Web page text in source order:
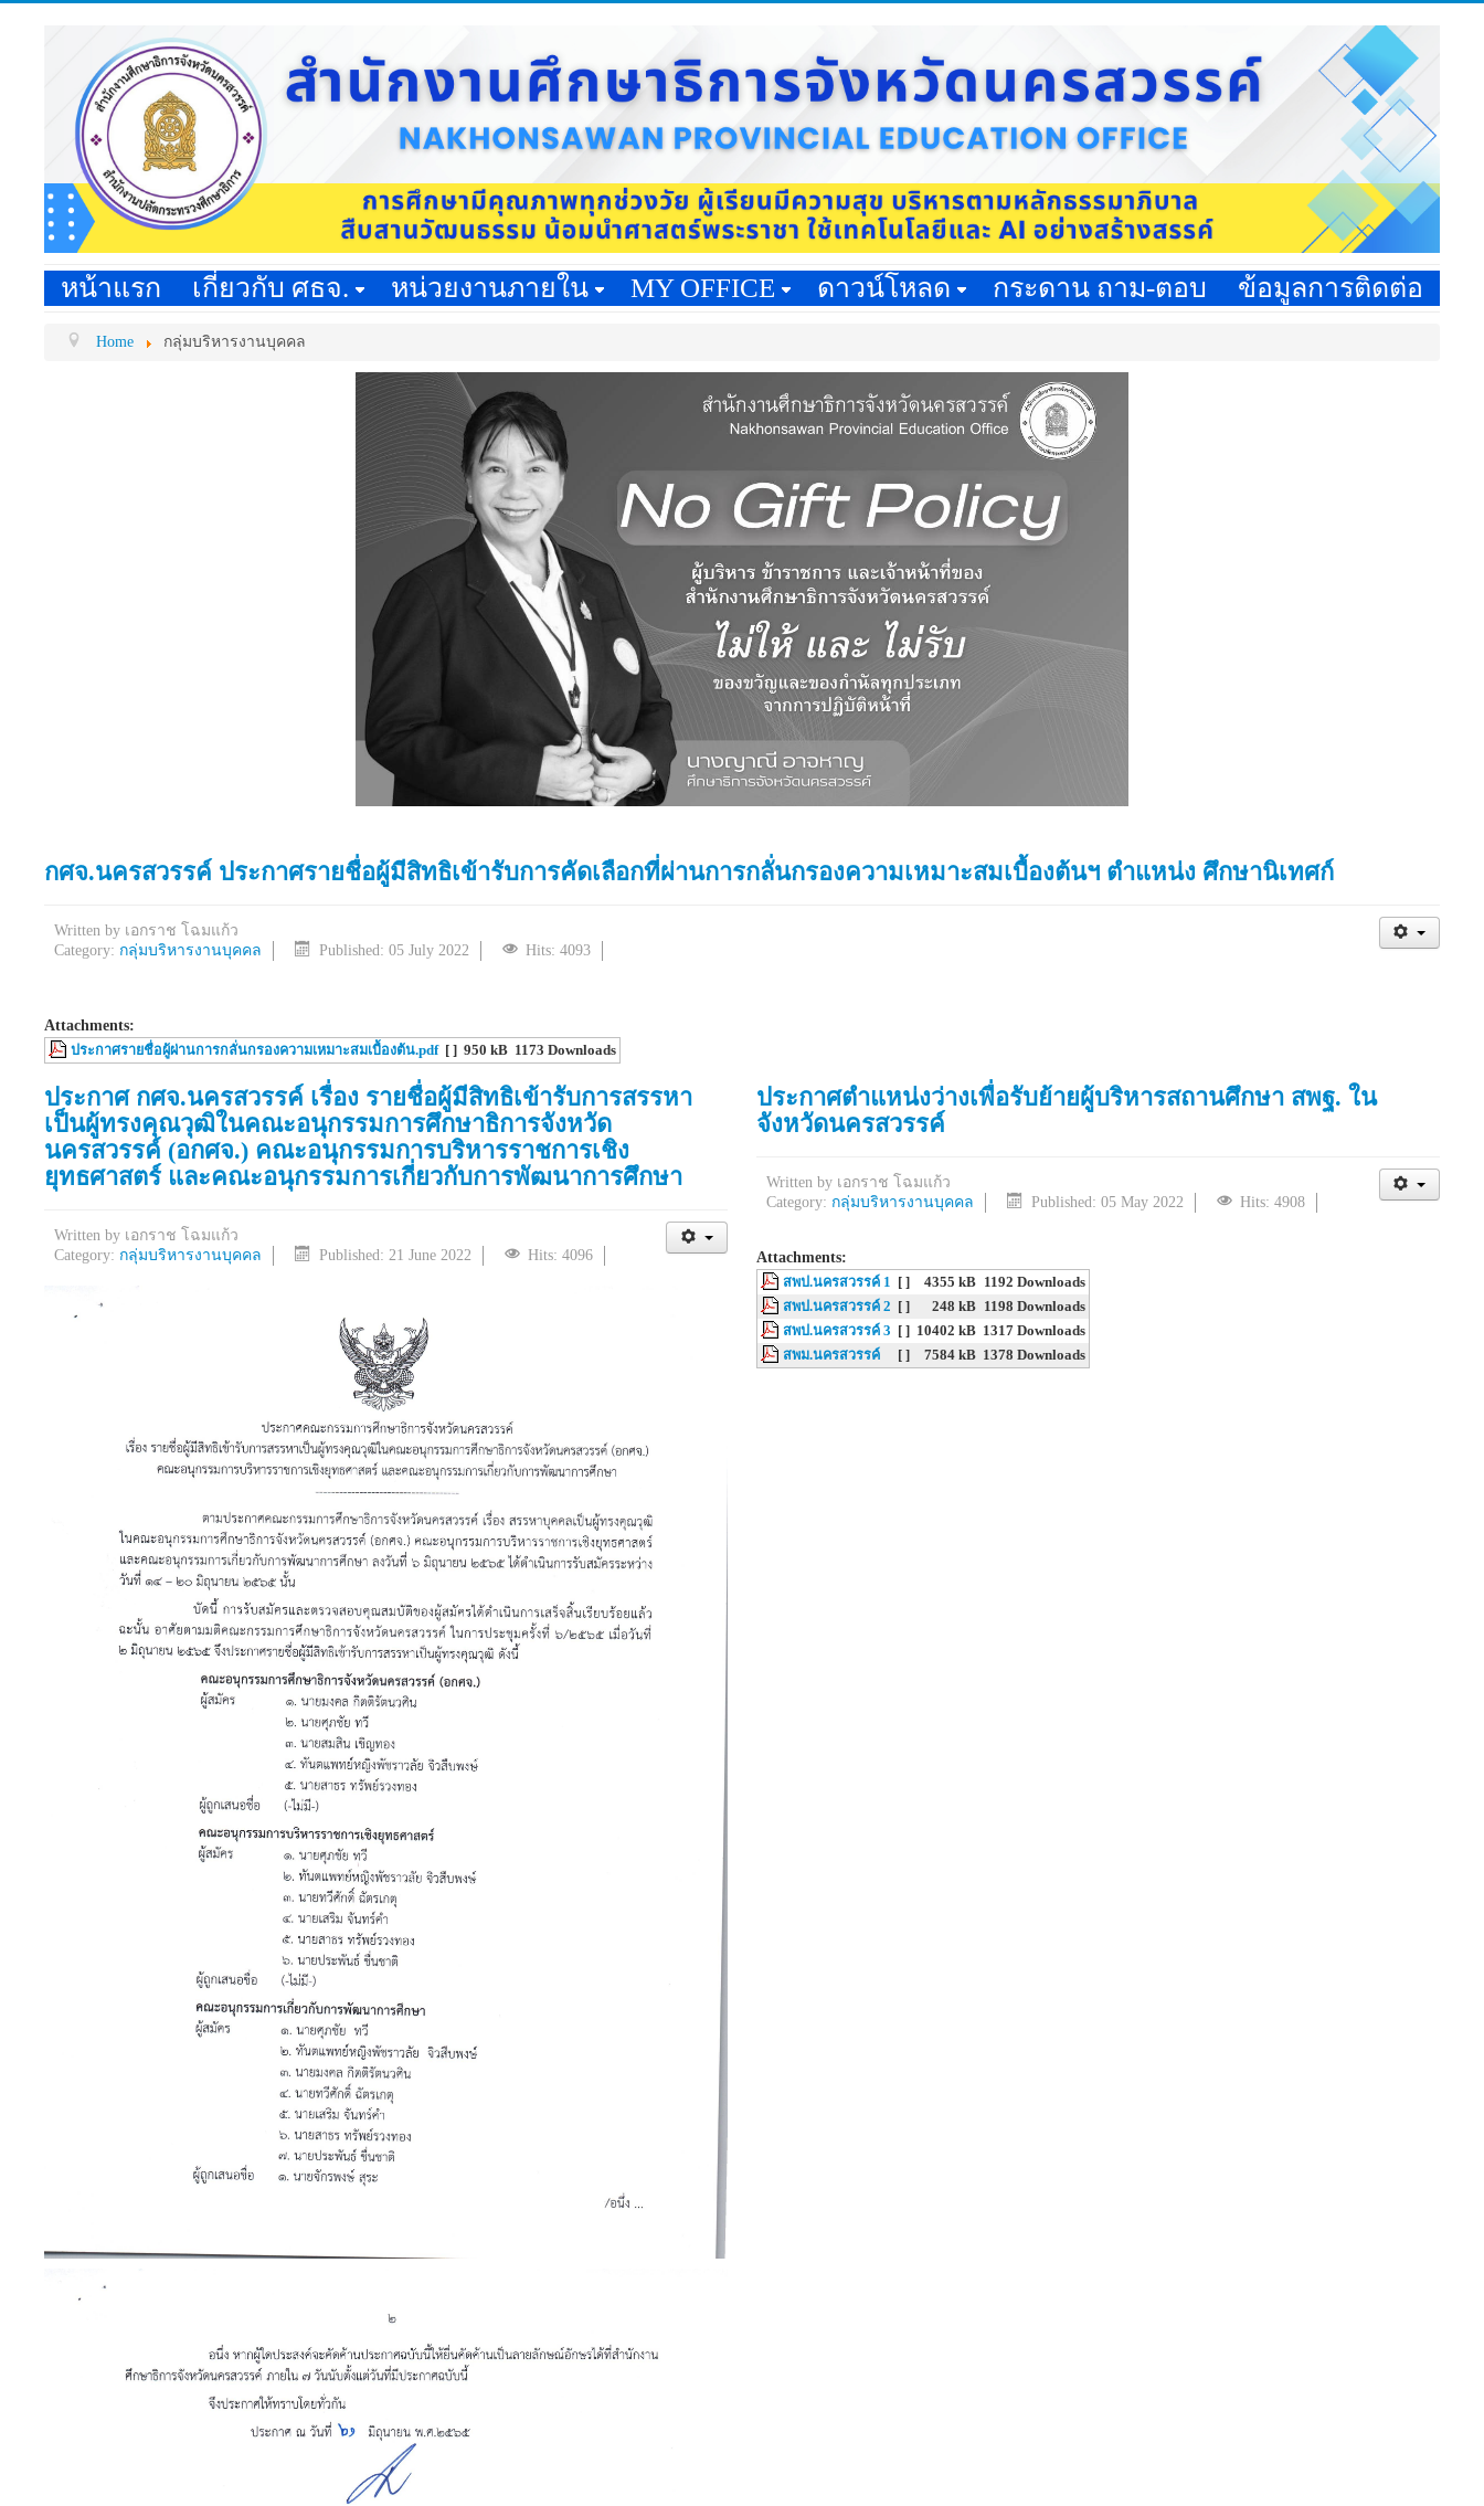
หน้าแรก เกี่ยวกับ ศธจ. หน่วยงานภายใน MY OFFICE ดาวน์โหลด กระดาน ถาม-ตอบ ข้อมูลการติดต่อ
Home กลุ่มบริหารงานบุคคล
กศจ.นครสวรรค์ ประกาศรายชื่อผู้มีสิทธิเข้ารับการคัดเลือกที่ผ่านการกลั่นกรองความเหมาะสมเบื้องต้นฯ ตำแหน่ง ศึกษานิเทศก์
Written by เอกราช โฉมแก้ว
Category: กลุ่มบริหารงานบุคคล Published: 05 July 2022 Hits: 4093
Attachments:
ประกาศรายชื่อผู้ผ่านการกลั่นกรองความเหมาะสมเบื้องต้น.pdf [ ] 950 kB 1173 Downloads
ประกาศ กศจ.นครสวรรค์ เรื่อง รายชื่อผู้มีสิทธิเข้ารับการสรรหา
เป็นผู้ทรงคุณวุฒิในคณะอนุกรรมการศึกษาธิการจังหวัด
นครสวรรค์ (อกศจ.) คณะอนุกรรมการบริหารราชการเชิง
ยุทธศาสตร์ และคณะอนุกรรมการเกี่ยวกับการพัฒนาการศึกษา
Written by เอกราช โฉมแก้ว
Category: กลุ่มบริหารงานบุคคล Published: 21 June 2022 Hits: 4096
ประกาศตำแหน่งว่างเพื่อรับย้ายผู้บริหารสถานศึกษา สพฐ. ใน
จังหวัดนครสวรรค์
Written by เอกราช โฉมแก้ว
Category: กลุ่มบริหารงานบุคคล Published: 05 May 2022 Hits: 4908
Attachments:
สพป.นครสวรรค์ 1 [ ] 4355 kB 1192 Downloads
สพป.นครสวรรค์ 2
[ ] 248 kB 1198 Downloads
สพป.นครสวรรค์ 3
[ ] 10402 kB 1317 Downloads
สพม.นครสวรรค์
[ ] 7584 kB 1378 Downloads